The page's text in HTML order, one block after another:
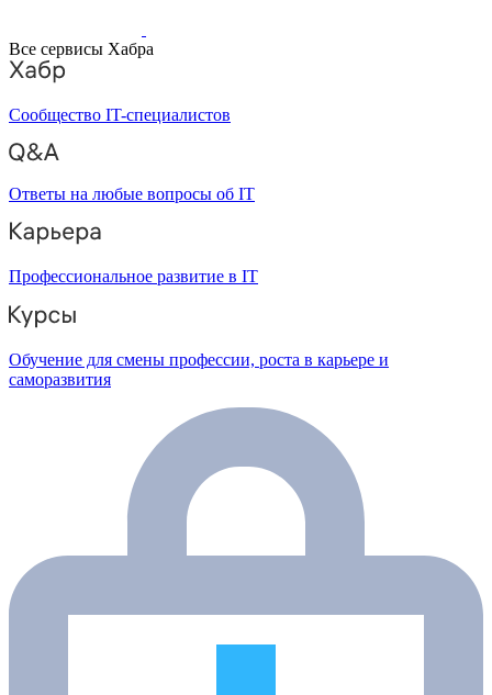
Все сервисы Хабра
Сообщество IT-специалистов
Ответы на любые вопросы об IT
Профессиональное развитие в IT
Обучение для смены профессии, роста в карьере и
саморазвития